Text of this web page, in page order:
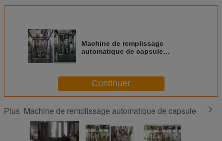
Machine de remplissage
automatique de capsule
Continuer
Plus Machine de remplissage automatique de capsule